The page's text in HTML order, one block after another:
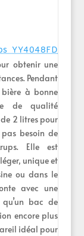
YY4048FD
obtenir une
Pendant
à bonne
de qualité
2 litres pour
pas besoin de
Elle est
unique et
ou dans le
avec une
bac de
encore plus
idéal pour